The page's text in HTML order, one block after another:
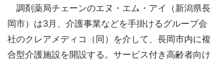
調剤薬局チェーンのエヌ・エム・アイ（新潟県長
岡市）は3月、介護事業などを手掛けるグループ会
社のクレアメディコ（同）を介して、長岡市内に複
合型介護施設を開設する。サービス付き高齢者向け